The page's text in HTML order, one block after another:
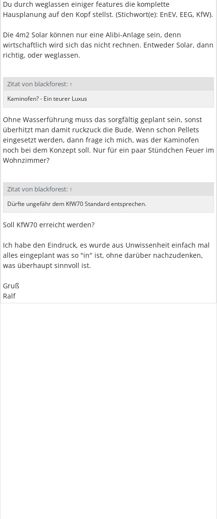
Du durch weglassen einiger features die komplette
Hausplanung auf den Kopf stellst. (Stichwort(e): EnEV, EEG, KfW).
Die 4m2 Solar können nur eine Alibi-Anlage sein, denn
wirtschaftlich wird sich das nicht rechnen. Entweder Solar, dann
richtig, oder weglassen.
Zitat von blackforest: ↑
Kaminofen? - Ein teurer Luxus
Ohne Wasserführung muss das sorgfältig geplant sein, sonst
überhitzt man damit ruckzuck die Bude. Wenn schon Pellets
eingesetzt werden, dann frage ich mich, was der Kaminofen
noch bei dem Konzept soll. Nur für ein paar Stündchen Feuer im
Wohnzimmer?
Zitat von blackforest: ↑
Dürfte ungefähr dem KfW70 Standard entsprechen.
Soll KfW70 erreicht werden?
Ich habe den Eindruck, es wurde aus Unwissenheit einfach mal
alles eingeplant was so "in" ist, ohne darüber nachzudenken,
was überhaupt sinnvoll ist.
Gruß
Ralf